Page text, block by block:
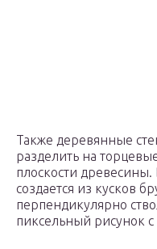
Также деревянные
разделить на
плоскости
создается из кусков
перпендикулярно
пиксельный рисунок